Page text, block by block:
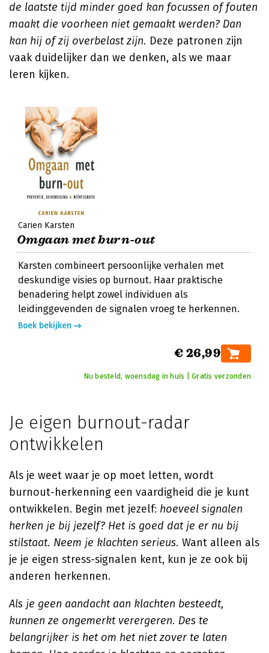
de laatste tijd minder goed kan focussen of fouten
maakt die voorheen niet gemaakt werden? Dan
kan hij of zij overbelast zijn. Deze patronen zijn
vaak duidelijker dan we denken, als we maar
leren kijken.
Carien Karsten
Omgaan met burn-out
Karsten combineert persoonlijke verhalen met
deskundige visies op burnout. Haar praktische
benadering helpt zowel individuen als
leidinggevenden de signalen vroeg te herkennen.
Boek bekijken
€ 26,99
Nu besteld, woensdag in huis | Gratis verzonden
Je eigen burnout-radar
ontwikkelen
Als je weet waar je op moet letten, wordt
burnout-herkenning een vaardigheid die je kunt
ontwikkelen. Begin met jezelf: hoeveel signalen
herken je bij jezelf? Het is goed dat je er nu bij
stilstaat. Neem je klachten serieus. Want alleen als
je je eigen stress-signalen kent, kun je ze ook bij
anderen herkennen.
Als je geen aandacht aan klachten besteedt,
kunnen ze ongemerkt verergeren. Des te
belangrijker is het om het niet zover te laten